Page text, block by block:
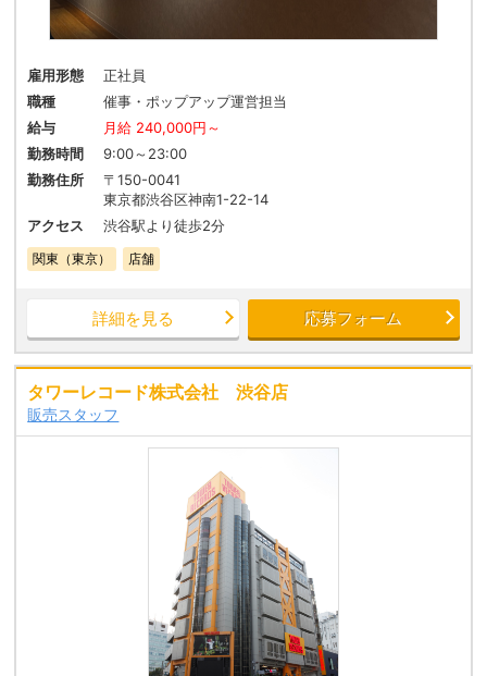
雇用形態
正社員
職種
催事・ポップアップ運営担当
給与
月給 240,000円～
勤務時間
9:00～23:00
勤務住所
〒150-0041
東京都渋谷区神南1-22-14
アクセス
渋谷駅より徒歩2分
関東（東京） 店舗
詳細を見る 応募フォーム
タワーレコード株式会社 渋谷店
販売スタッフ